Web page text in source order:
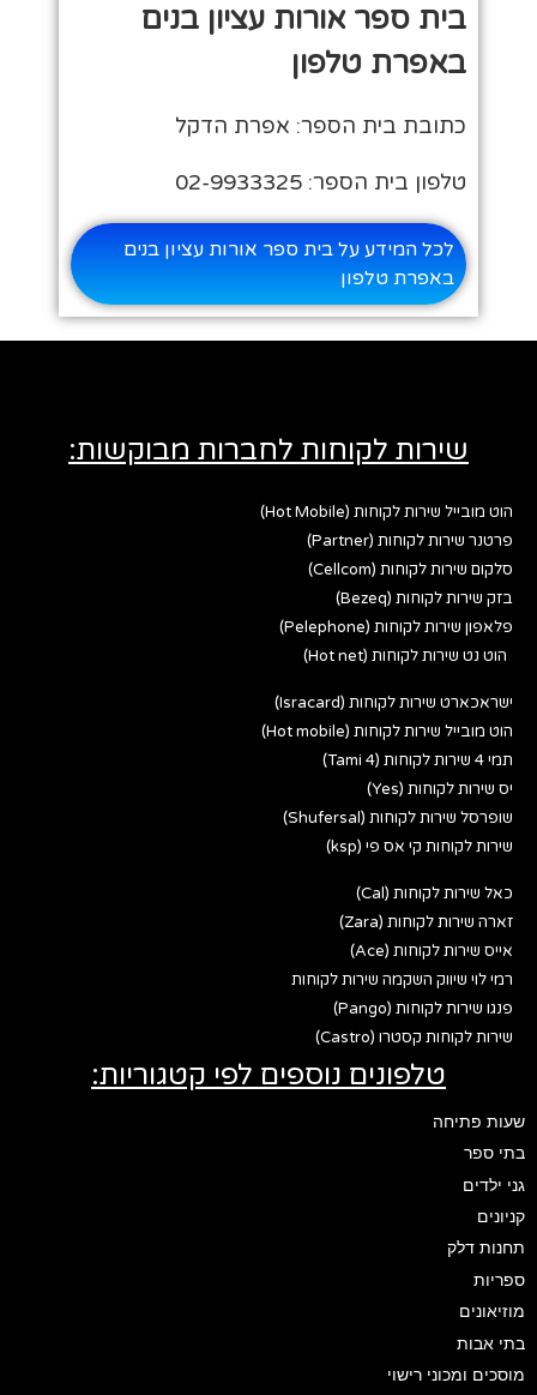
בית ספר אורות עציון בנים
באפרת טלפון
כתובת בית הספר: אפרת הדקל
טלפון בית הספר: 02-9933325
לכל המידע על בית ספר אורות עציון בנים
באפרת טלפון
שירות לקוחות לחברות מבוקשות:
הוט מובייל שירות לקוחות (Hot Mobile)
פרטנר שירות לקוחות (Partner)
סלקום שירות לקוחות (Cellcom)
בזק שירות לקוחות (Bezeq)
פלאפון שירות לקוחות (Pelephone)
הוט נט שירות לקוחות (Hot net)
ישראכארט שירות לקוחות (Isracard)
הוט מובייל שירות לקוחות (Hot mobile)
תמי 4 שירות לקוחות (Tami 4)
יס שירות לקוחות (Yes)
שופרסל שירות לקוחות (Shufersal)
שירות לקוחות קי אס פי (ksp)
כאל שירות לקוחות (Cal)
זארה שירות לקוחות (Zara)
אייס שירות לקוחות (Ace)
רמי לוי שיווק השקמה שירות לקוחות
פנגו שירות לקוחות (Pango)
שירות לקוחות קסטרו (Castro)
טלפונים נוספים לפי קטגוריות:
שעות פתיחה
בתי ספר
גני ילדים
קניונים
תחנות דלק
ספריות
מוזיאונים
בתי אבות
מוסכים ומכוני רישוי